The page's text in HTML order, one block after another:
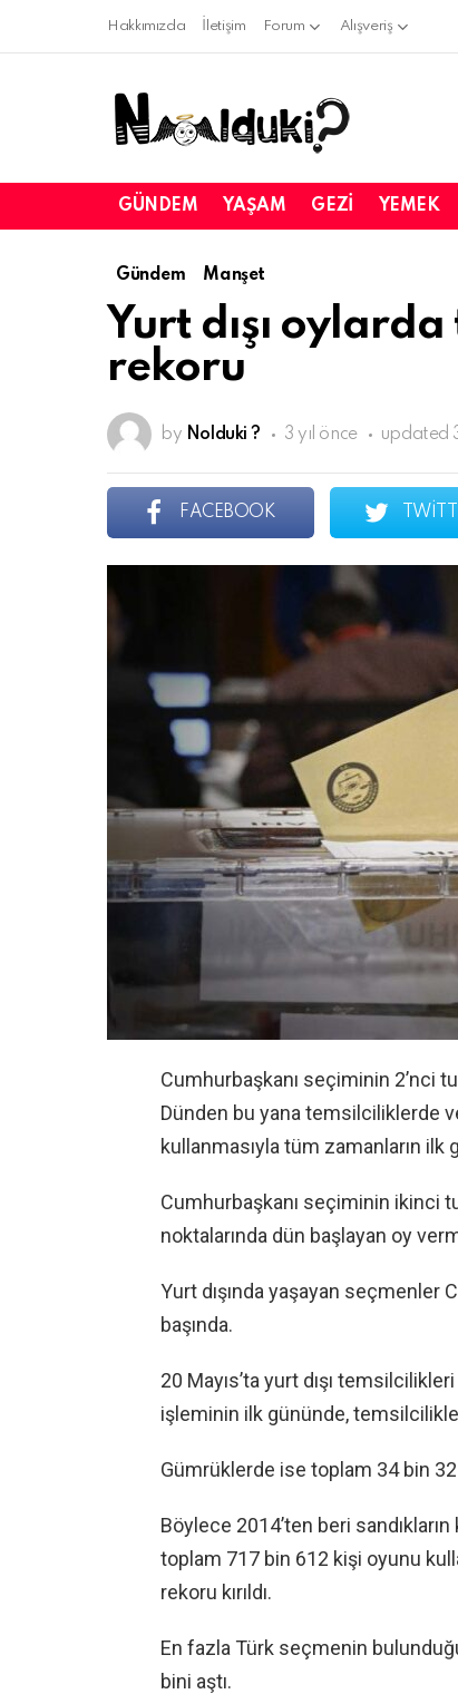
Hakkımızda İletişim Forum Alışveriş
GÜNDEM YAŞAM GEZI YEMEK
Gündem Manşet
Yurt dışı
rekoru
by Nolduki ? 3 yıl önce updated
FACEBOOK
Cumhurbaşkanı seçiminin 2’nci
Dünden bu yana temsilciliklerde
kullanmasıyla tüm zamanların ilk
Cumhurbaşkanı seçiminin ikinci
noktalarında dün başlayan oy
Yurt dışında yaşayan seçmenler
başında.
20 Mayıs’ta yurt dışı
işleminin ilk gününde,
Gümrüklerde ise toplam 34 bin
Böylece 2014’ten beri
toplam 717 bin 612 kişi oyunu
rekoru kırıldı.
En fazla Türk seçmenin
bini aştı.